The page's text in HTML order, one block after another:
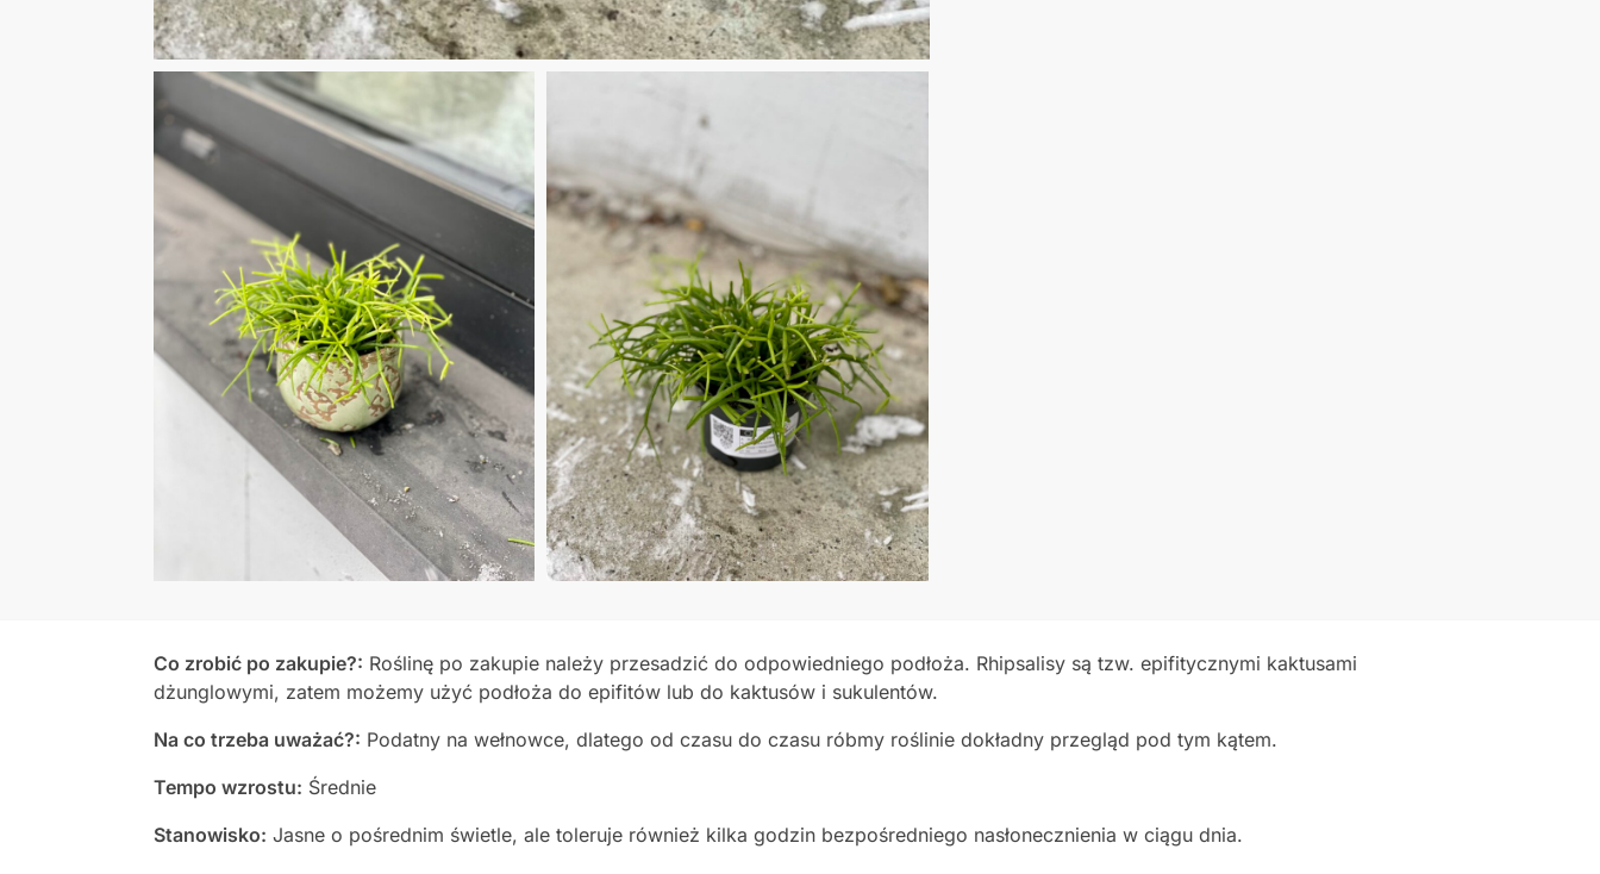
Co zrobić po zakupie?: Roślinę po zakupie należy przesadzić do odpowiedniego podłoża. Rhipsalisy są tzw. epifitycznymi kaktusami
dżunglowymi, zatem możemy użyć podłoża do epifitów lub do kaktusów i sukulentów.
Na co trzeba uważać?: Podatny na wełnowce, dlatego od czasu do czasu róbmy roślinie dokładny przegląd pod tym kątem.
Tempo wzrostu: Średnie
Stanowisko: Jasne o pośrednim świetle, ale toleruje również kilka godzin bezpośredniego nasłonecznienia w ciągu dnia.